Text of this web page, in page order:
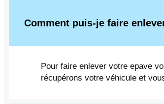
Comment puis-je faire
Pour faire enlever votre epave
récupérons votre véhicule et